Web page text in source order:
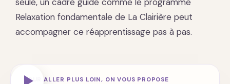
Relaxation fondamentale de La Clairière peut
accompagner ce réapprentissage pas à pas.
POUR ALLER PLUS LOIN, ON VOUS PROPOSE